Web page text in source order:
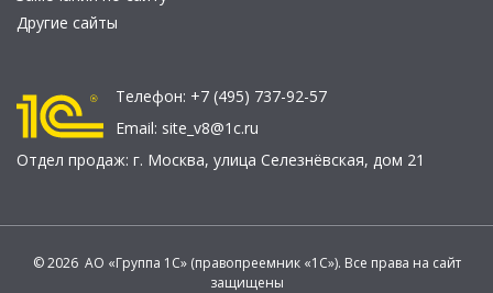
Другие сайты
Телефон: +7 (495) 737-92-57
Email: site_v8@1c.ru
Отдел продаж: г. Москва, улица Селезнёвская, дом 21
© 2026 АО «Группа 1С» (правопреемник «1С»). Все права на сайт
защищены